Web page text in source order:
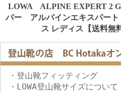
LOWA ALPINE EXPERT 2
バー アルパインエキスパー
ス レディス【送料無
・登山靴フィッティング
・LOWA登山靴サイズについて